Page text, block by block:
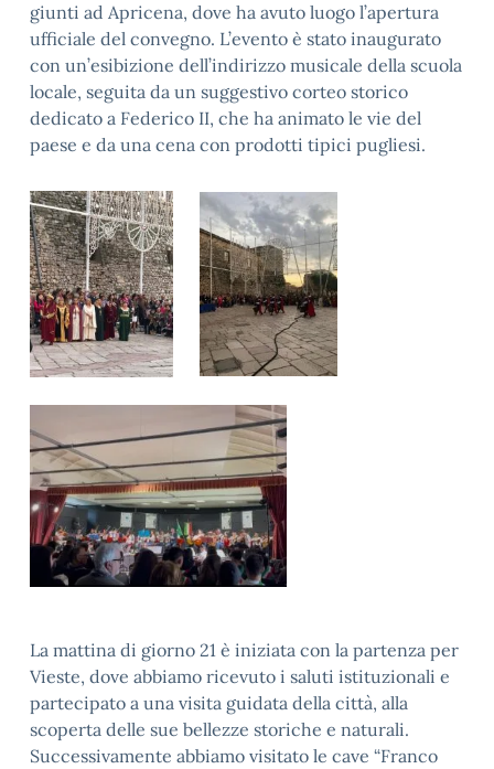
giunti ad Apricena, dove ha avuto luogo l’apertura
ufficiale del convegno. L’evento è stato inaugurato
con un’esibizione dell’indirizzo musicale della scuola
locale, seguita da un suggestivo corteo storico
dedicato a Federico II, che ha animato le vie del
paese e da una cena con prodotti tipici pugliesi.
La mattina di giorno 21 è iniziata con la partenza per
Vieste, dove abbiamo ricevuto i saluti istituzionali e
partecipato a una visita guidata della città, alla
scoperta delle sue bellezze storiche e naturali.
Successivamente abbiamo visitato le cave “Franco